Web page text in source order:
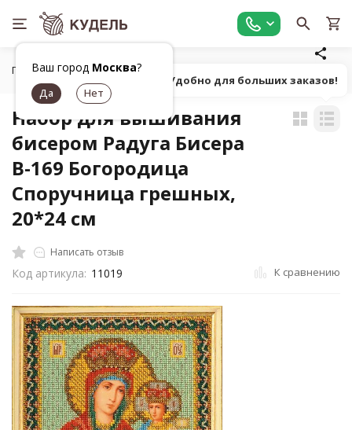
Ваш город Москва?
Главная Работа с бисером
Набор для вышивания
бисером Радуга Бисера
В-169 Богородица
Споручница грешных,
20*24 см
Написать отзыв
Код артикула: 11019 К сравнению
Попробуй! Удобно для больших заказов!